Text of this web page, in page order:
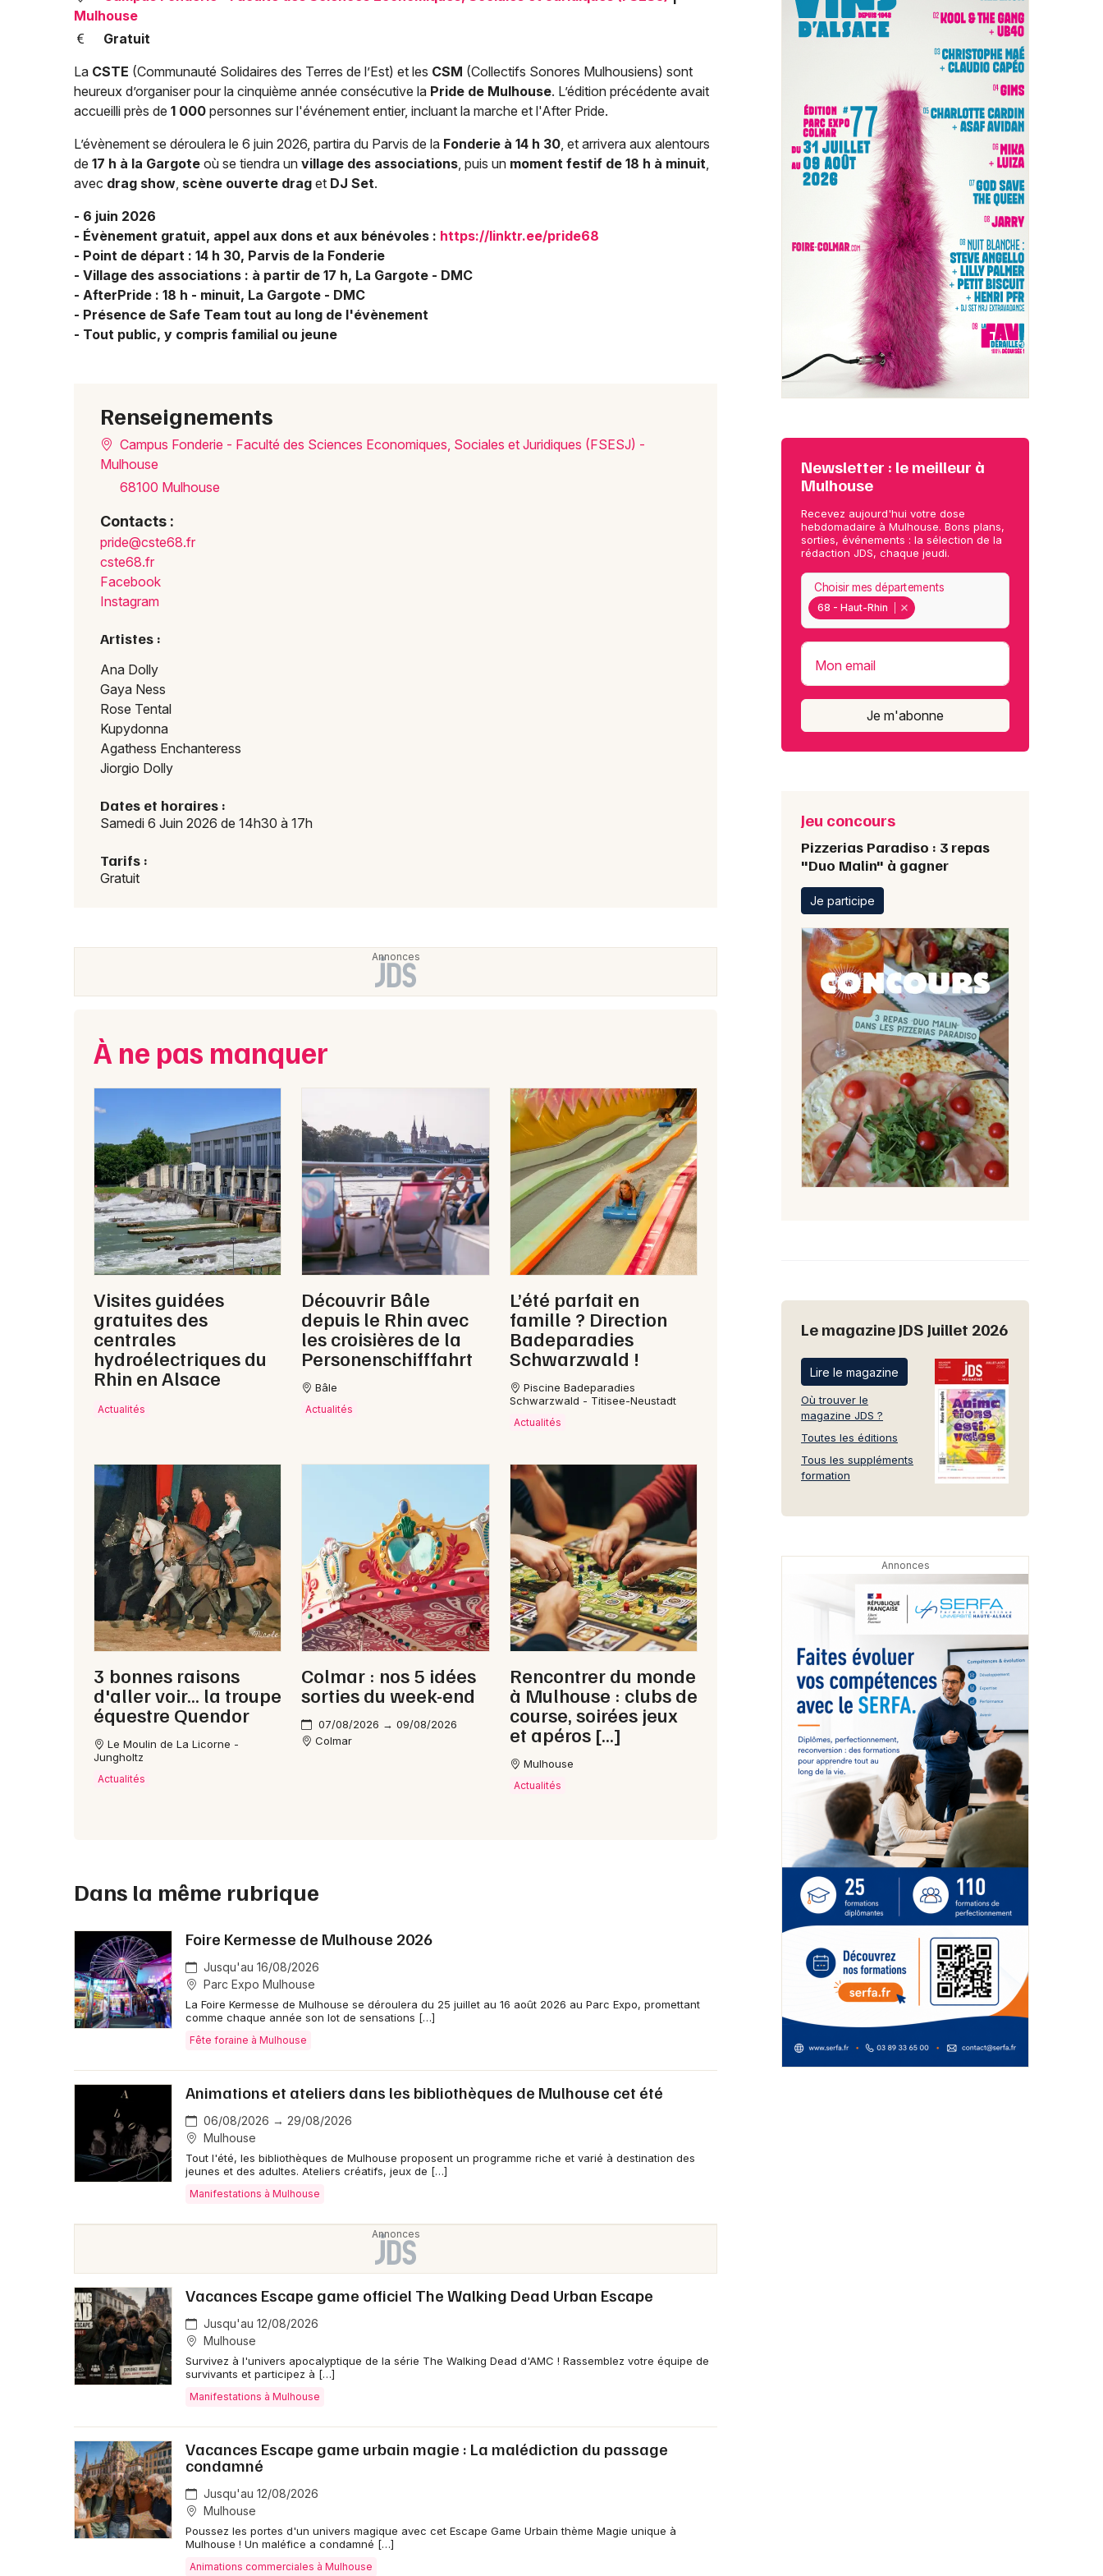
Sports
Soirées
Sorties famille
Sorties & loisirs
Manifestations dans le Haut-Rhin
Manifestations en Alsace
Jeux concours
Nantes
Nice
Paris
Toutes les villes
Mulhouse
Gratuit
La CSTE (Communauté Solidaires des Terres de l’Est) et les CSM (Collectifs Sonores Mulhousiens) sont
heureux d’organiser pour la cinquième année consécutive la Pride de Mulhouse. L’édition précédente avait
accueilli près de 1 000 personnes sur l'événement entier, incluant la marche et l'After Pride.
L’évènement se déroulera le 6 juin 2026, partira du Parvis de la Fonderie à 14 h 30 , et arrivera aux alentours
de 17 h à la Gargote où se tiendra un village des associations , puis un moment festif de 18 h à minuit
avec drag show scène ouverte drag et DJ Set.
- 6 juin 2026
- Évènement gratuit, appel aux dons et aux bénévoles : https://linktr.ee/pride68
- Point de départ : 14 h 30, Parvis de la Fonderie
- Village des associations : à partir de 17 h, La Gargote - DMC
- AfterPride : 18 h - minuit, La Gargote - DMC
- Présence de Safe Team tout au long de l'évènement
- Tout public, y compris familial ou jeune
Renseignements
Campus Fonderie - Faculté des Sciences Economiques, Sociales et Juridiques (FSESJ) -
Mulhouse
68100 Mulhouse
Contacts :
pride@cste68.fr
cste68.fr
Facebook
Instagram
Artistes :
Ana Dolly
Gaya Ness
Rose Tental
Kupydonna
Agathess Enchanteress
Jiorgio Dolly
Dates et horaires :
Samedi 6 Juin 2026 de 14h30 à 17h
Tarifs :
Gratuit
À ne pas manquer
Visites guidées
gratuites des
centrales
hydroélectriques du
Rhin en Alsace
Actualités
Découvrir Bâle
depuis le Rhin avec
les croisières de la
Personenschifffahrt
Bâle
Actualités
L’été parfait en
famille ? Direction
Badeparadies
Schwarzwald !
Piscine Badeparadies
Schwarzwald - Titisee-Neustadt
Actualités
3 bonnes raisons
d'aller voir... la troupe
équestre Quendor
Le Moulin de La Licorne -
Jungholtz
Actualités
Colmar : nos 5 idées
sorties du week-end
07/08/2026 → 09/08/2026
Colmar
Rencontrer du monde
à Mulhouse : clubs de
course, soirées jeux
et apéros […]
Mulhouse
Actualités
Dans la même rubrique
Foire Kermesse de Mulhouse 2026
Jusqu'au 16/08/2026
Parc Expo Mulhouse
La Foire Kermesse de Mulhouse se déroulera du 25 juillet au 16 août 2026 au Parc Expo, promettant
comme chaque année son lot de sensations […]
Fête foraine à Mulhouse
Animations et ateliers dans les bibliothèques de Mulhouse cet été
06/08/2026 → 29/08/2026
Mulhouse
Tout l'été, les bibliothèques de Mulhouse proposent un programme riche et varié à destination des
jeunes et des adultes. Ateliers créatifs, jeux de […]
Manifestations à Mulhouse
Vacances Escape game officiel The Walking Dead Urban Escape
Jusqu'au 12/08/2026
Mulhouse
Survivez à l'univers apocalyptique de la série The Walking Dead d'AMC ! Rassemblez votre équipe de
survivants et participez à […]
Manifestations à Mulhouse
Vacances Escape game urbain magie : La malédiction du passage
condamné
Jusqu'au 12/08/2026
Mulhouse
Poussez les portes d'un univers magique avec cet Escape Game Urbain thème Magie unique à
Mulhouse ! Un maléfice a condamné […]
Animations commerciales à Mulhouse
Newsletter : le meilleur à
Mulhouse
Recevez aujourd'hui votre dose
hebdomadaire à Mulhouse. Bons plans,
sorties, événements : la sélection de la
rédaction JDS, chaque jeudi.
68 - Haut-Rhin
Choisir mes départements
Mon email
Je m'abonne
Jeu concours
Pizzerias Paradiso : 3 repas
"Duo Malin" à gagner
Je participe
Le magazine JDS Juillet 2026
Lire le magazine
Où trouver le
magazine JDS ?
Toutes les éditions
Tous les suppléments
formation